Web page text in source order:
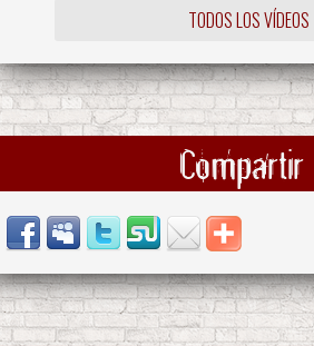
TODOS LOS VÍDEOS
Compartir